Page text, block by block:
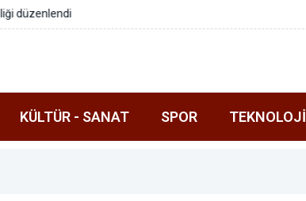
düzenlendi
KÜLTÜR - SANAT SPOR TEKNOLOJI